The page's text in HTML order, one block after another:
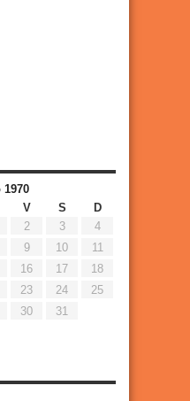
1970
V S
D
2 3
4
9 10
11
16 17
18
23 24
25
30
31